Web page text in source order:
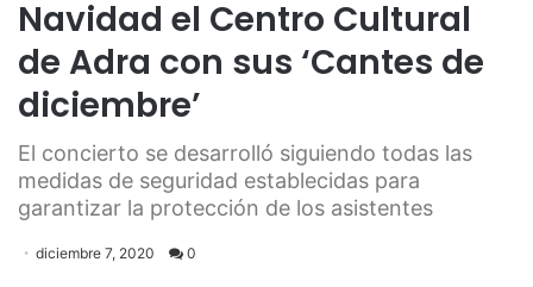
Navidad el Centro Cultural
de Adra con sus ‘Cantes de
diciembre’
El concierto se desarrolló siguiendo todas las
medidas de seguridad establecidas para
garantizar la protección de los asistentes
diciembre 7, 2020 0